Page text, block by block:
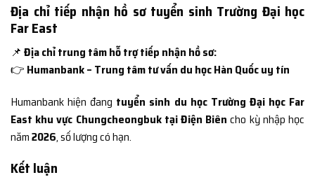
Địa chỉ tiếp nhận hồ sơ tuyển sinh Trường Đại học
Far East
📌 Địa chỉ trung tâm hỗ trợ tiếp nhận hồ sơ:
👉 Humanbank – Trung tâm tư vấn du học Hàn Quốc uy tín
Humanbank hiện đang tuyển sinh du học Trường Đại học Far
East khu vực Chungcheongbuk tại Điện Biên cho kỳ nhập học
năm2026, số lượng có hạn.
Kết luận